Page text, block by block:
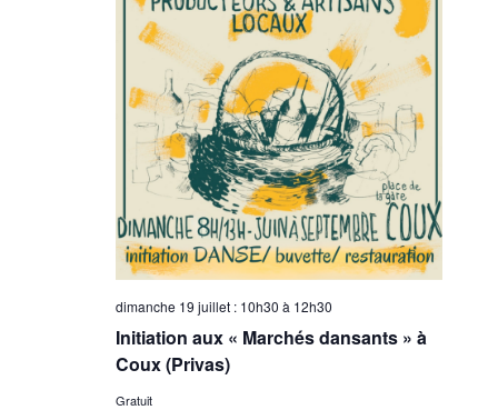
Initiation aux « Marchés dansants » à
Coux (Privas)
dimanche 19 juillet : 10h30 à 12h30
Gratuit